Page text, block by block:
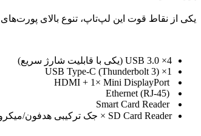
یکی از نقاط قوت این لپ‌تاپ، تنوع بالای
4× USB 3.0 (یکی با قابلیت شارژ سریع)
1× USB Type-C (Thunderbolt 3)
Smart Card Reader
SD Card Reader × جک ترکیبی هدفون/میکروفون